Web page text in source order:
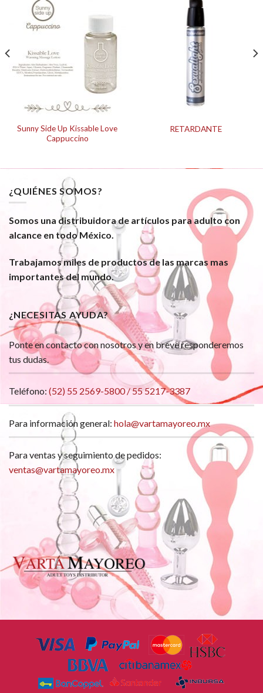
Sunny Side Up Kissable Love
Cappuccino
RETARDANTE
¿QUIÉNES SOMOS?
Somos una distribuidora de artículos para adulto con
alcance en todo México.
Trabajamos miles de productos de las marcas mas
importantes del mundo.
¿NECESITAS AYUDA?
Ponte en contacto con nosotros y en breve responderemos
tus dudas.
Teléfono: (52) 55 2569-5800 / 55 5217-3387
Para información general: hola@vartamayoreo.mx
Para ventas y seguimiento de pedidos:
ventas@vartamayoreo.mx